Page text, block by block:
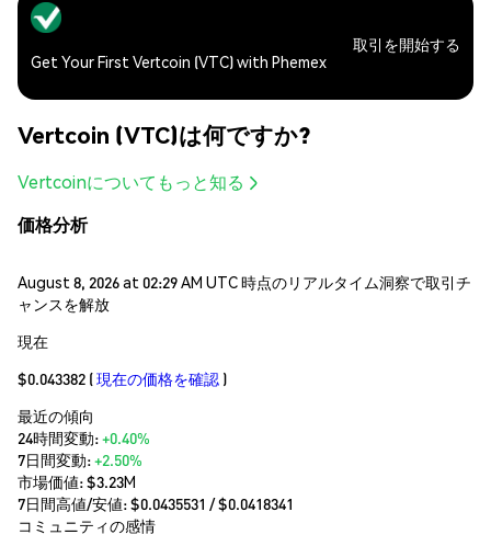
Get Your First Vertcoin (VTC) with Phemex
取引を開始する
Vertcoin (VTC)は何ですか?
Vertcoinについてもっと知る
価格分析
August 8, 2026 at 02:29 AM UTC 時点のリアルタイム洞察で取引チ
ャンスを解放
現在
$0.043382 (現在の価格を確認 )
最近の傾向
24時間変動:+0.40%
7日間変動:+2.50%
市場価値:$3.23M
7日間高値/安値: $0.0435531 / $0.0418341
コミュニティの感情